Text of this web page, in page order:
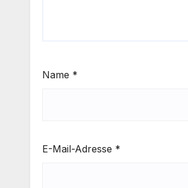
Name *
E-Mail-Adresse *